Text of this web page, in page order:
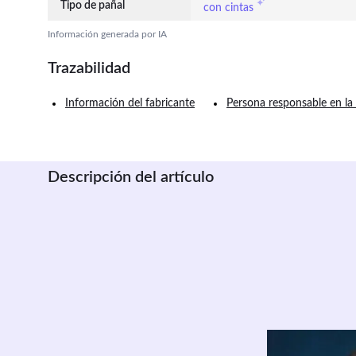
Tipo de pañal con cintas
Información generada por IA
Trazabilidad
Información del fabricante Persona responsable en la
Descripción del artículo